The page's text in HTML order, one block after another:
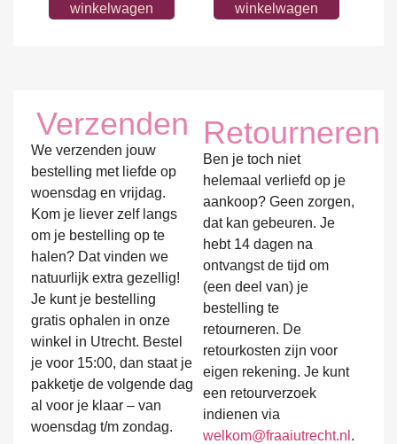
winkelwagen
winkelwagen
Verzenden
We verzenden jouw
bestelling met liefde op
woensdag en vrijdag.
Kom je liever zelf langs
om je bestelling op te
halen? Dat vinden we
natuurlijk extra gezellig!
Je kunt je bestelling
gratis ophalen in onze
winkel in Utrecht. Bestel
je voor 15:00, dan staat je
pakketje de volgende dag
al voor je klaar – van
woensdag t/m zondag.
Retourneren
Ben je toch niet
helemaal verliefd op je
aankoop? Geen zorgen,
dat kan gebeuren. Je
hebt 14 dagen na
ontvangst de tijd om
(een deel van) je
bestelling te
retourneren. De
retourkosten zijn voor
eigen rekening. Je kunt
een retourverzoek
indienen via
welkom@fraaiutrecht.nl .